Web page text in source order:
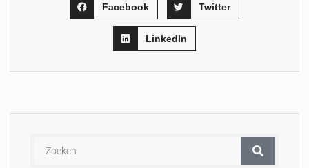
Facebook Twitter
LinkedIn